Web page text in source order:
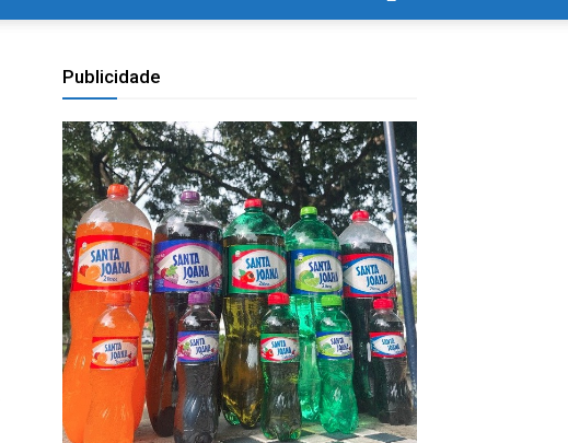
Publicidade